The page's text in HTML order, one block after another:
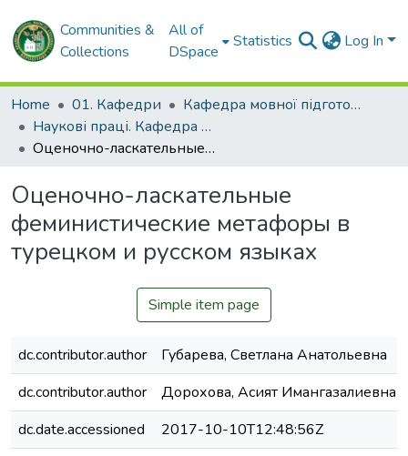
Communities &
Collections
All of
DSpace
Statistics Log In
Home 01. Кафедри
Кафедра мовної підготовки іноземних громадян
Наукові праці. Кафедра мовної підготовки іноземних громадян
Оценочно-ласкательные феминистические метафоры в турецком и русском языках
Оценочно-ласкательные
феминистические метафоры в
турецком и русском языках
Simple item page
dc.contributor.author
Губарева, Светлана Анатольевна
dc.contributor.author
Дорохова, Асият Имангазалиевна
dc.date.accessioned
2017-10-10T12:48:56Z